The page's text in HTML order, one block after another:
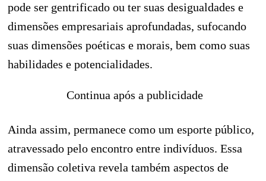
pode ser gentrificado ou ter suas desigualdades e
dimensões empresariais aprofundadas, sufocando
suas dimensões poéticas e morais, bem como suas
habilidades e potencialidades.
Continua após a publicidade
Ainda assim, permanece como um esporte público,
atravessado pelo encontro entre indivíduos. Essa
dimensão coletiva revela também aspectos de